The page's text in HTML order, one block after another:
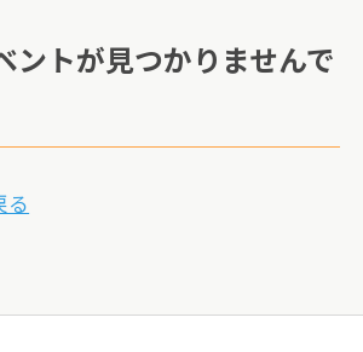
ントが見つかりませんで
る